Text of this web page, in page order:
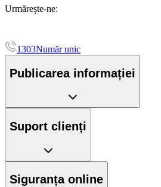
Urmărește-ne:
1303Număr unic
Publicarea informației
Suport clienți
Siguranța online